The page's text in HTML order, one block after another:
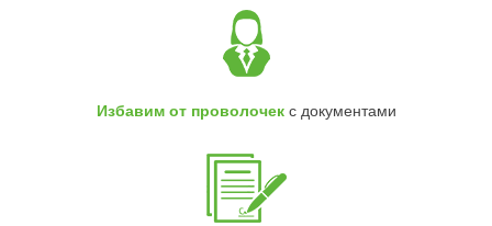
Избавим от проволочекс документами